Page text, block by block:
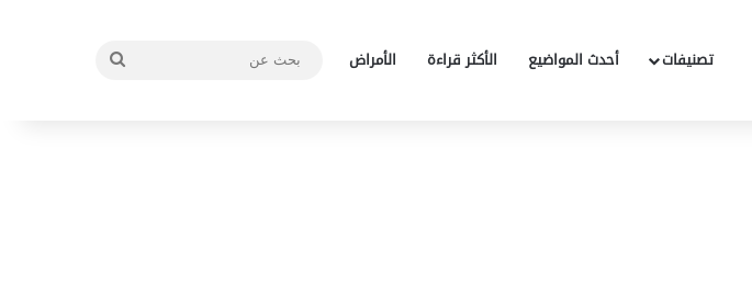
تصنيفات أحدث المواضيع الأكثر قراءة الأمراض